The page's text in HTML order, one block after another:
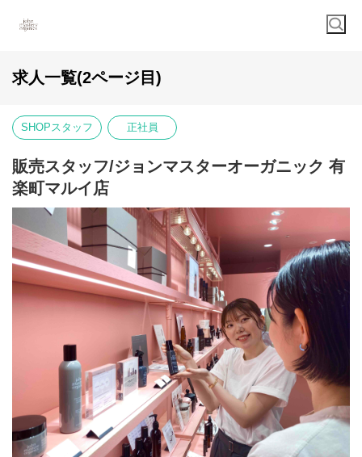
求人一覧(2ページ目)
SHOPスタッフ 正社員
販売スタッフ/ジョンマスターオーガニック 有
楽町マルイ店